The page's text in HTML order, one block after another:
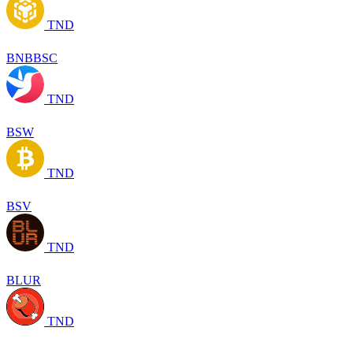
TND
BNBBSC
TND
BSW
TND
BSV
TND
BLUR
TND